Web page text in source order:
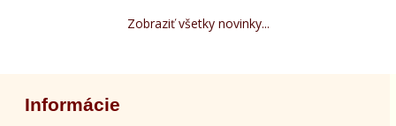
Zobraziť všetky novinky...
Informácie